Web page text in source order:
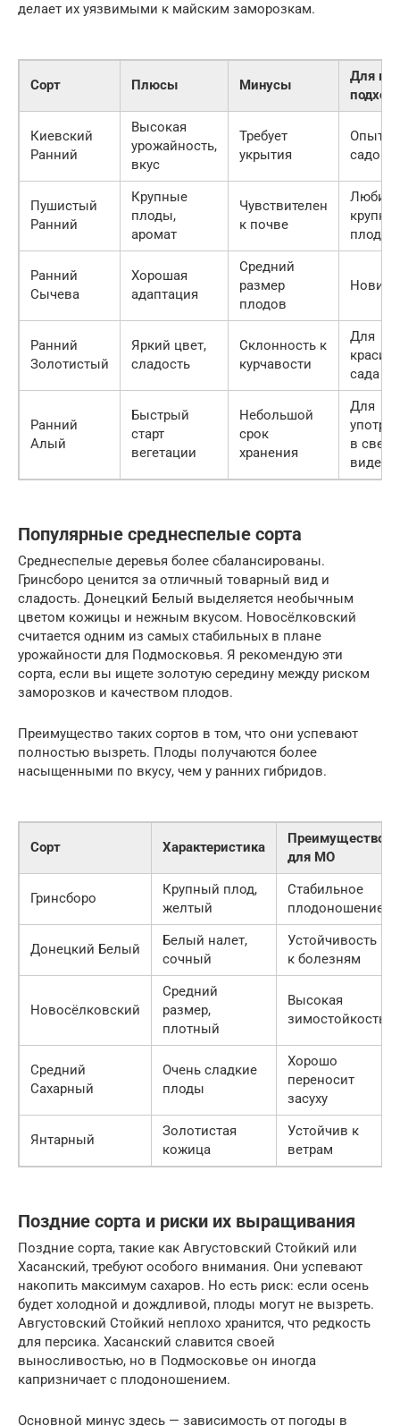
делает их уязвимыми к майским заморозкам.
Сорт Плюсы Минусы
Для
Киевский
Ранний
Высокая
урожайность,
вкус
Требует
укрытия
Пушистый
Ранний
Крупные
плоды,
аромат
Чувствителен
к почве
плодов
Ранний
Сычева
Хорошая
адаптация
Средний
размер
плодов
Ранний
Золотистый
Яркий цвет,
сладость
Склонность к
курчавости
Для
сада
Ранний
Алый
Быстрый
старт
вегетации
Небольшой
срок
хранения
Для
в
виде
Популярные среднеспелые сорта
Среднеспелые деревья более сбалансированы.
Гринсборо ценится за отличный товарный вид и
сладость. Донецкий Белый выделяется необычным
цветом кожицы и нежным вкусом. Новосёлковский
считается одним из самых стабильных в плане
урожайности для Подмосковья. Я рекомендую эти
сорта, если вы ищете золотую середину между риском
заморозков и качеством плодов.
Преимущество таких сортов в том, что они успевают
полностью вызреть. Плоды получаются более
насыщенными по вкусу, чем у ранних гибридов.
Сорт Характеристика
Преимущество
для МО
Гринсборо
Крупный плод,
желтый
Стабильное
плодоношение
Донецкий Белый
Белый налет,
сочный
Устойчивость
к болезням
Новосёлковский
Средний
размер,
плотный
Высокая
зимостойкость
Средний
Сахарный
Очень сладкие
плоды
Хорошо
переносит
засуху
Янтарный
Золотистая
кожица
Устойчив к
ветрам
Поздние сорта и риски их выращивания
Поздние сорта, такие как Августовский Стойкий или
Хасанский, требуют особого внимания. Они успевают
накопить максимум сахаров. Но есть риск: если осень
будет холодной и дождливой, плоды могут не вызреть.
Августовский Стойкий неплохо хранится, что редкость
для персика. Хасанский славится своей
выносливостью, но в Подмосковье он иногда
капризничает с плодоношением.
Основной минус здесь — зависимость от погоды в